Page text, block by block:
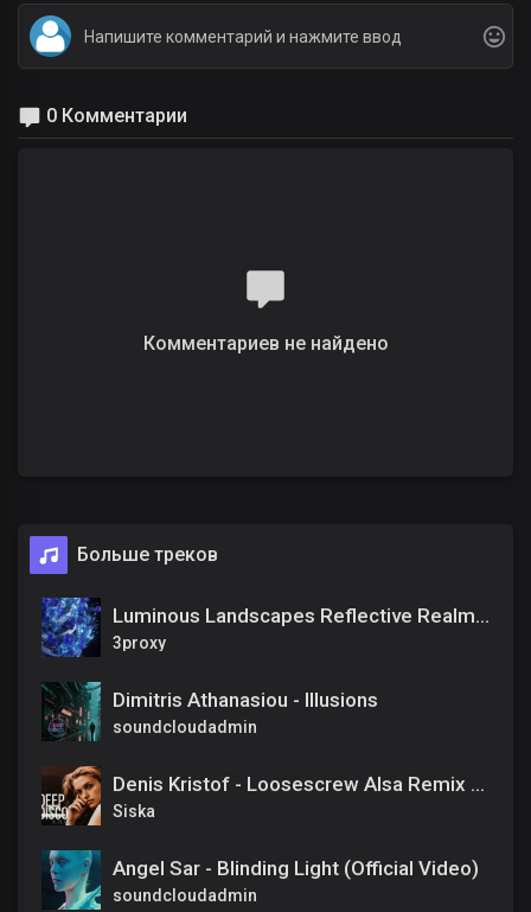
0 Комментарии
Комментариев не найдено
Больше треков
Luminous Landscapes Reflective Realm Retreat
3proxy
Dimitris Athanasiou - Illusions
soundcloudadmin
Denis Kristof - Loosescrew Alsa Remix Bones and Eddy Baker Deep House Remix-2024
Siska
Angel Sar - Blinding Light (Official Video)
soundcloudadmin